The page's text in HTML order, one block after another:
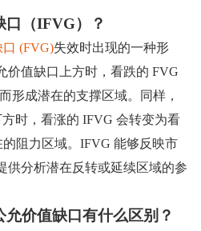
口（IFVG）？
(FVG)失效时出现的一种形
价值缺口上方时，看跌的 FVG
形成潜在的支撑区域。同样，
时，看涨的 IFVG 会转变为看
阻力区域。IFVG 能够反映市
供分析潜在反转或延续区域的参
价值缺口有什么区别？